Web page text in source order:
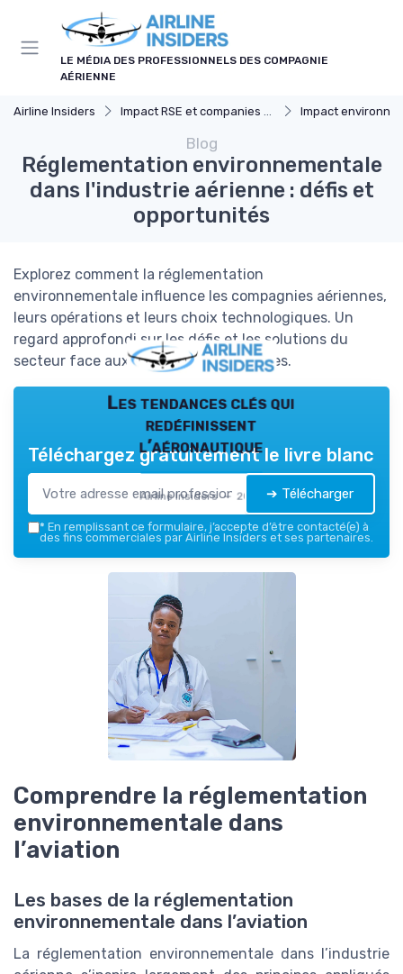
LE MÉDIA DES PROFESSIONNELS DES COMPAGNIE
AÉRIENNE
Airline Insiders Impact RSE et companies d'aviation Impact
Blog
Réglementation environnementale
dans l'industrie aérienne : défis et
opportunités
Explorez comment la réglementation
environnementale influence les compagnies aériennes,
leurs opérations et leurs choix technologiques. Un
regard approfondi sur les défis et les solutions du
secteur face aux exigences écologiques.
Les tendances clés qui
redéfinissent
l’aéronautique
Airline Insiders — 2026
Téléchargez gratuitement le livre blanc
➔ Télécharger
* En remplissant ce formulaire, j’accepte d’être contacté(e) à
des fins commerciales par Airline Insiders et ses partenaires.
Comprendre la réglementation
environnementale dans
l’aviation
Les bases de la réglementation
environnementale dans l’aviation
La réglementation environnementale dans l’industrie
Panneau de gestion des cookies